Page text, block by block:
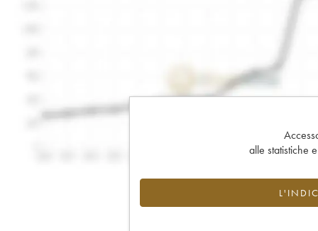
alle statistiche